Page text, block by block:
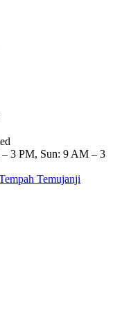
3 PM, Sun: 9 AM – 3
Temujanji